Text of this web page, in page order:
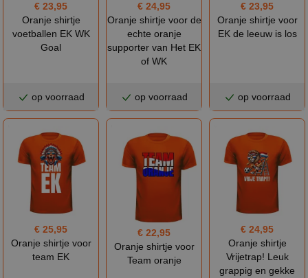
€ 23,95
Oranje shirtje
voetballen EK WK
Goal
op voorraad
€ 24,95
Oranje shirtje voor de
echte oranje
supporter van Het EK
of WK
op voorraad
€ 23,95
Oranje shirtje voor
EK de leeuw is los
op voorraad
€ 25,95
Oranje shirtje voor
team EK
€ 22,95
Oranje shirtje voor
Team oranje
€ 24,95
Oranje shirtje
Vrijetrap! Leuk
grappig en gekke